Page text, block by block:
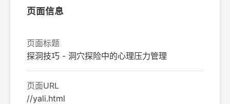
页面信息
页面标题
探洞技巧 - 洞穴探险中的心理压力管理
页面URL
//yali.html